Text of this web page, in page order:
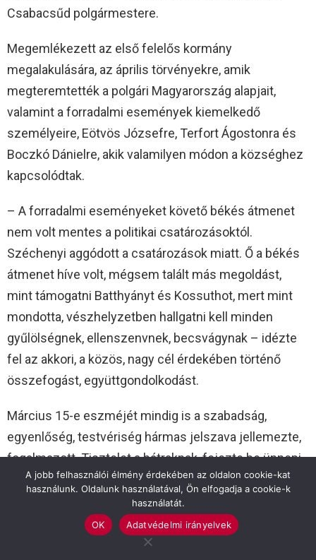
Csabacsűd polgármestere.
Megemlékezett az első felelős kormány
megalakulására, az április törvényekre, amik
megteremtették a polgári Magyarország alapjait,
valamint a forradalmi események kiemelkedő
személyeire, Eötvös Józsefre, Terfort Ágostonra és
Boczkó Dánielre, akik valamilyen módon a községhez
kapcsolódtak.
– A forradalmi eseményeket követő békés átmenet
nem volt mentes a politikai csatározásoktól.
Széchenyi aggódott a csatározások miatt. Ő a békés
átmenet híve volt, mégsem talált más megoldást,
mint támogatni Batthyányt és Kossuthot, mert mint
mondotta, vészhelyzetben hallgatni kell minden
gyűlölségnek, ellenszenvnek, becsvágynak – idézte
fel az akkori, a közös, nagy cél érdekében történő
összefogást, együttgondolkodást.
Március 15-e eszméjét mindig is a szabadság,
egyenlőség, testvériség hármas jelszava jellemezte,
fogalmazott. Tisztelet a bátraknak, fejezte be ünnepi
beszédét Molnár József.
Donka Zoltán Dániel Juhász Gyula Március idusára
című versrészlete után Szemerédi Bernadett és
A jobb felhasználói élmény érdekében az oldalon cookie-kat
használunk. Oldalunk használatával, Ön elfogadja a cookie-k
használatát.
OK
Adatvédelmi irányelvek